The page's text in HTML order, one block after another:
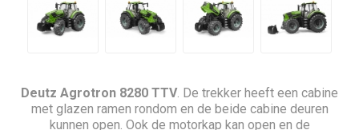
Deutz Agrotron 8280 TTV. De trekker heeft een cabine
met glazen ramen rondom en de beide cabine deuren
kunnen open. Ook de motorkap kan open en de